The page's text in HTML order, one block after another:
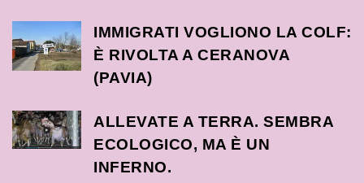
IMMIGRATI VOGLIONO LA COLF:
È RIVOLTA A CERANOVA
(PAVIA)
ALLEVATE A TERRA. SEMBRA
ECOLOGICO, MA È UN
INFERNO.